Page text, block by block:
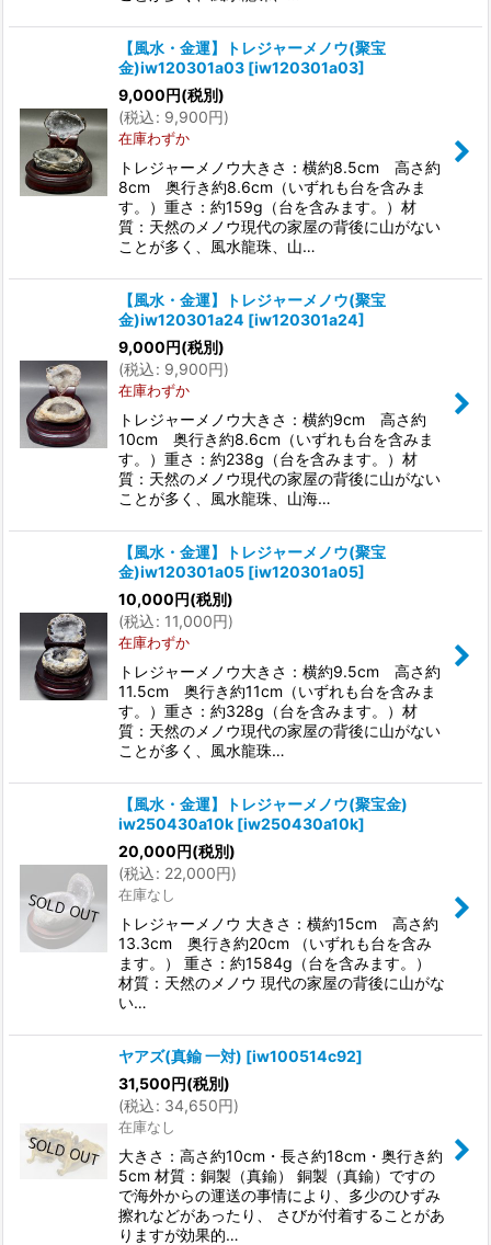
【風水・金運】トレジャーメノウ(聚宝
金)iw120301a03 [iw120301a03]
9,000円(税別)
(税込: 9,900円)
在庫わずか
トレジャーメノウ大きさ：横約8.5cm 高さ約
8cm 奥行き約8.6cm（いずれも台を含みま
す。）重さ：約159g（台を含みます。）材
質：天然のメノウ現代の家屋の背後に山がない
ことが多く、風水龍珠、山…
【風水・金運】トレジャーメノウ(聚宝
金)iw120301a24 [iw120301a24]
9,000円(税別)
(税込: 9,900円)
在庫わずか
トレジャーメノウ大きさ：横約9cm 高さ約
10cm 奥行き約8.6cm（いずれも台を含みま
す。）重さ：約238g（台を含みます。）材
質：天然のメノウ現代の家屋の背後に山がない
ことが多く、風水龍珠、山海…
【風水・金運】トレジャーメノウ(聚宝
金)iw120301a05 [iw120301a05]
10,000円(税別)
(税込: 11,000円)
在庫わずか
トレジャーメノウ大きさ：横約9.5cm 高さ約
11.5cm 奥行き約11cm（いずれも台を含みま
す。）重さ：約328g（台を含みます。）材
質：天然のメノウ現代の家屋の背後に山がない
ことが多く、風水龍珠…
【風水・金運】トレジャーメノウ(聚宝金)
iw250430a10k [iw250430a10k]
20,000円(税別)
(税込: 22,000円)
在庫なし
トレジャーメノウ 大きさ：横約15cm 高さ約
13.3cm 奥行き約20cm （いずれも台を含み
ます。） 重さ：約1584g（台を含みます。）
材質：天然のメノウ 現代の家屋の背後に山がな
い…
ヤアズ(真鍮 一対) [iw100514c92]
31,500円(税別)
(税込: 34,650円)
在庫なし
大きさ：高さ約10cm・長さ約18cm・奥行き約
5cm 材質：銅製（真鍮） 銅製（真鍮）ですの
で海外からの運送の事情により、多少のひずみ
擦れなどがあったり、 さびが付着することがあ
りますが効果的…